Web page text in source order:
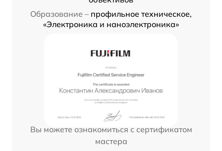
Образование – профильное техническое,
«Электроника и наноэлектроника»
Вы можете ознакомиться с сертификатом
мастера